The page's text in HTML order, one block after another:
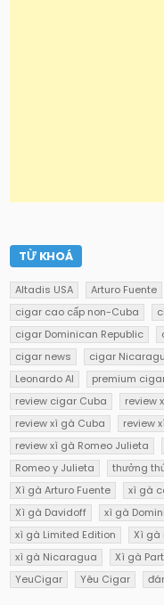
TỪ KHOÁ
Altadis USA Arturo Fuente
cigar cao cấp non-Cuba
cigar Dominican Republic
cigar news
cigar
Leonardo AI
premium
review cigar Cuba
review
review xì gà Cuba
review
review xì gà Romeo Julieta
Romeo y Julieta
thưởng
Xì gà Arturo Fuente
xì gà
Xì gà Davidoff
xì gà
xì gà Limited Edition
Xì gà
xì gà Nicaragua
Xì gà
YeuCigar
Yêu Cigar